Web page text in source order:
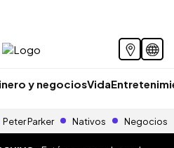
y negociosVida
Peter Parker Nativos Negocios